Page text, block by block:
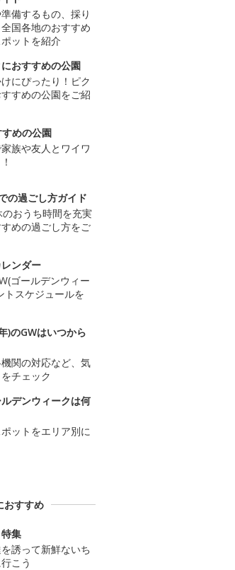
備するもの、採り
国各地のおすすめ
ットを紹介
おすすめの公園
にぴったり！ピク
すめの公園をご紹
めの公園
族や友人とワイワ
の過ごし方ガイド
おうち時間を充実
めの過ごし方をご
ンダー
ゴールデンウィー
トスケジュールを
)のGWはいつから
関の対応など、気
チェック
デンウィークは何
ットをエリア別に
おすすめ
集
誘って新鮮ないち
こう